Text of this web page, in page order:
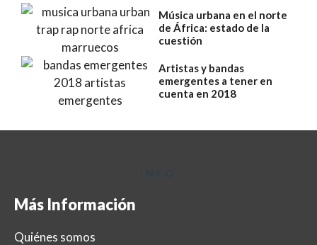
Música urbana en el norte
de África: estado de la
cuestión
Artistas y bandas
emergentes a tener en
cuenta en 2018
Más Información
Quiénes somos